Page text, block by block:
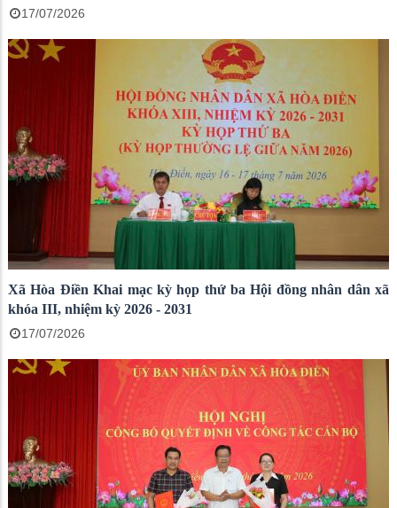
17/07/2026
Xã Hòa Điền Khai mạc kỳ họp thứ ba Hội đồng nhân dân xã
khóa III, nhiệm kỳ 2026 - 2031
17/07/2026